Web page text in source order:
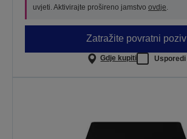
uvjeti. Aktivirajte prošireno jamstvo ovdje
Zatražite povratni poziv
Gdje kupiti Usporedi